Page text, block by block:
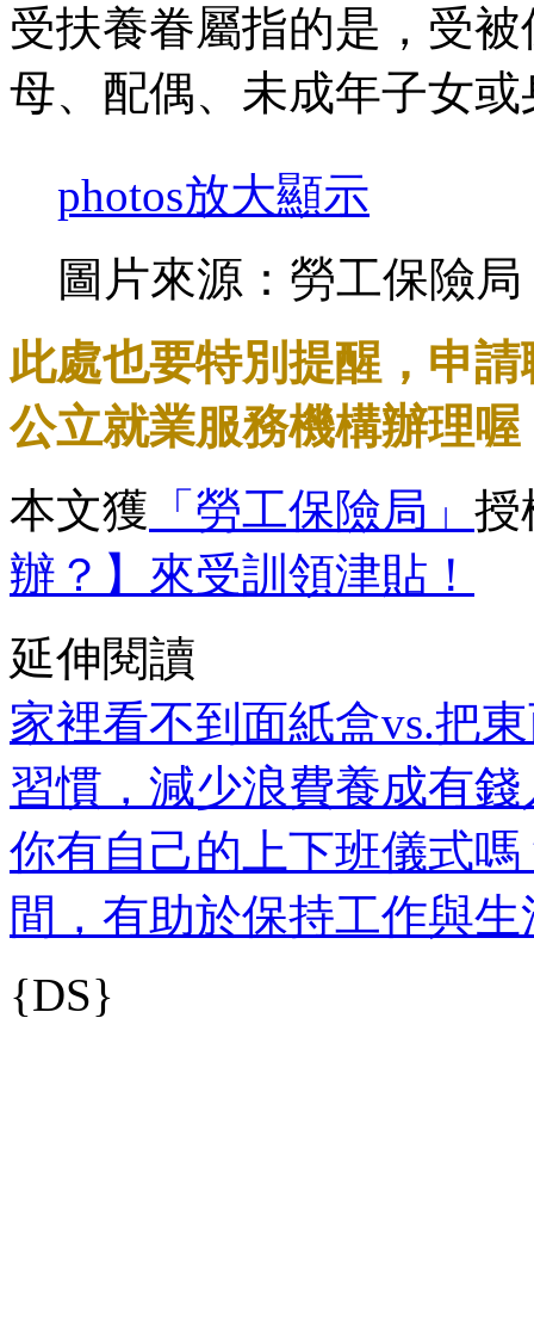
受扶養眷屬指的是，受
母、配偶、未成年子女
photos放大顯示
圖片來源：勞工保險局
此處也要特別提醒，申
公立就業服務機構辦理喔
本文獲 「勞工保險局」 授
辦？】來受訓領津貼！
延伸閱讀
家裡看不到面紙盒vs.把
習慣，減少浪費養成有錢
你有自己的上下班儀式
間，有助於保持工作與
{DS}